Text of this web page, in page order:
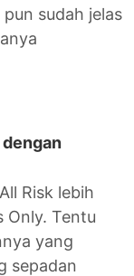
sudah jelas
Risk lebih
Only. Tentu
yang
sepadan